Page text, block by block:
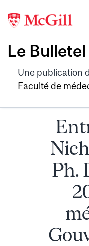
Le Bulletel
Une publication
Faculté de
Ph.